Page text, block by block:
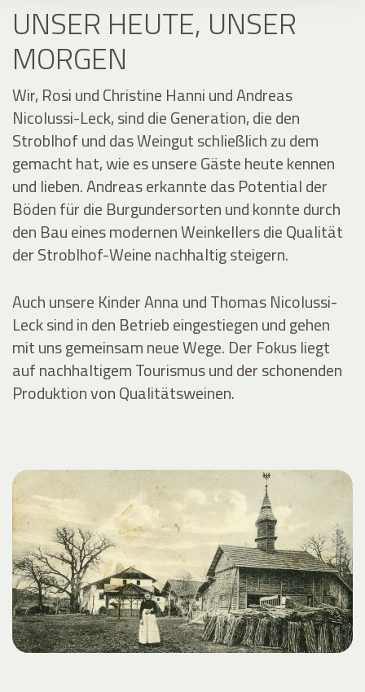
UNSER HEUTE, UNSER
MORGEN
Wir, Rosi und Christine Hanni und Andreas
Nicolussi-Leck, sind die Generation, die den
Stroblhof und das Weingut schließlich zu dem
gemacht hat, wie es unsere Gäste heute kennen
und lieben. Andreas erkannte das Potential der
Böden für die Burgundersorten und konnte durch
den Bau eines modernen Weinkellers die Qualität
der Stroblhof-Weine nachhaltig steigern.
Auch unsere Kinder Anna und Thomas Nicolussi-
Leck sind in den Betrieb eingestiegen und gehen
mit uns gemeinsam neue Wege. Der Fokus liegt
auf nachhaltigem Tourismus und der schonenden
Produktion von Qualitätsweinen.